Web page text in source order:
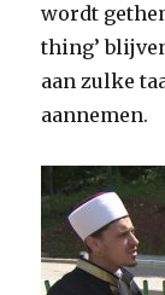
wordt
thing’
aan zulke
aannemen.